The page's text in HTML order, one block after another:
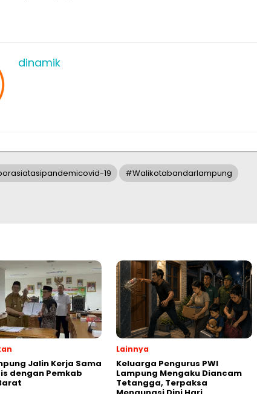
dinamik
19 #walikotabandarlampung
Jalin Kerja Sama
dengan Pemkab
Lainnya
Keluarga Pengurus PWI
Lampung Mengaku Diancam
Tetangga, Terpaksa